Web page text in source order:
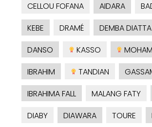
CELLOU FOFANA
AIDARA
KEBE
DRAMÉ DEMBA DIATTA
DANSO
KASSO
IBRAHIM
TANDIAN
IBRAHIMA FALL
MALANG FATY
DIABY
DIAWARA TOURE